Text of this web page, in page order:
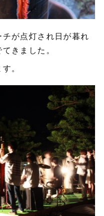
が点灯され日が暮れ
きました。
。